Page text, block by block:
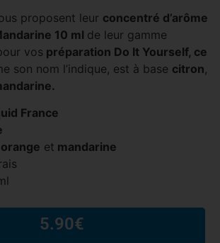
proposent leur concentré d’arôme
10 ml de leur gamme
vos préparation Do It Yourself, ce
son nom l’indique, est à base citron,
France
et mandarine
5.90€